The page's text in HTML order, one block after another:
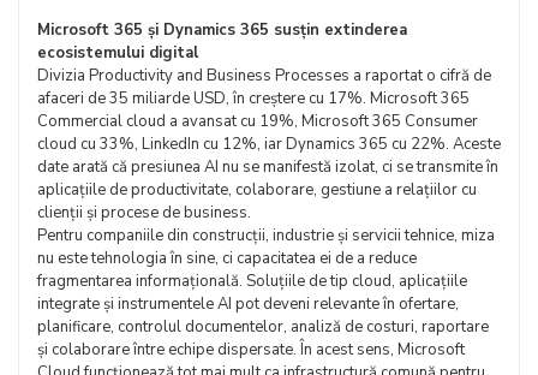
Microsoft 365 și Dynamics 365 susțin extinderea
ecosistemului digital
Divizia Productivity and Business Processes a raportat o cifră de
afaceri de 35 miliarde USD, în creștere cu 17%. Microsoft 365
Commercial cloud a avansat cu 19%, Microsoft 365 Consumer
cloud cu 33%, LinkedIn cu 12%, iar Dynamics 365 cu 22%. Aceste
date arată că presiunea AI nu se manifestă izolat, ci se transmite în
aplicațiile de productivitate, colaborare, gestiune a relațiilor cu
clienții și procese de business.
Pentru companiile din construcții, industrie și servicii tehnice, miza
nu este tehnologia în sine, ci capacitatea ei de a reduce
fragmentarea informațională. Soluțiile de tip cloud, aplicațiile
integrate și instrumentele AI pot deveni relevante în ofertare,
planificare, controlul documentelor, analiză de costuri, raportare
și colaborare între echipe dispersate. În acest sens, Microsoft